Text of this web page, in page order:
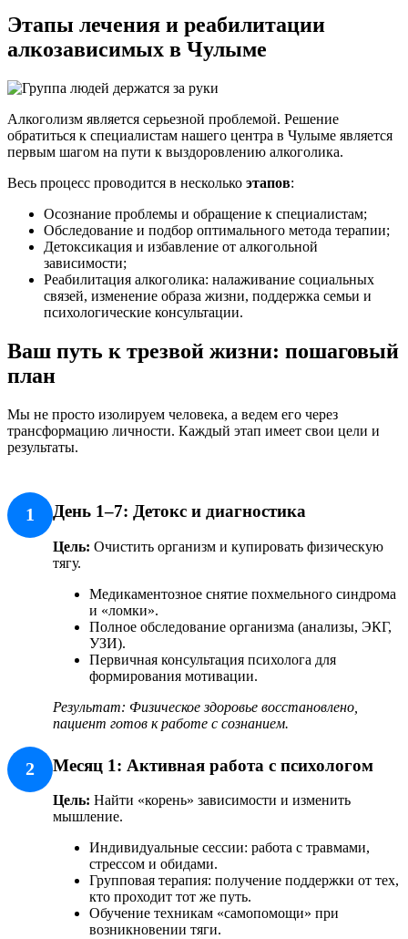
Этапы лечения и реабилитации
алкозависимых в Чулыме
Алкоголизм является серьезной проблемой. Решение
обратиться к специалистам нашего центра в Чулыме является
первым шагом на пути к выздоровлению алкоголика.
Весь процесс проводится в несколько этапов:
Осознание проблемы и обращение к специалистам;
Обследование и подбор оптимального метода терапии;
Детоксикация и избавление от алкогольной
зависимости;
Реабилитация алкоголика: налаживание социальных
связей, изменение образа жизни, поддержка семьи и
психологические консультации.
Ваш путь к трезвой жизни: пошаговый
план
Мы не просто изолируем человека, а ведем его через
трансформацию личности. Каждый этап имеет свои цели и
результаты.
1 День 1–7: Детокс и диагностика
Цель: Очистить организм и купировать физическую
тягу.
Медикаментозное снятие похмельного синдрома
и «ломки».
Полное обследование организма (анализы, ЭКГ,
УЗИ).
Первичная консультация психолога для
формирования мотивации.
Результат: Физическое здоровье восстановлено,
пациент готов к работе с сознанием.
2 Месяц 1: Активная работа с психологом
Цель: Найти «корень» зависимости и изменить
мышление.
Индивидуальные сессии: работа с травмами,
стрессом и обидами.
Групповая терапия: получение поддержки от тех,
кто проходит тот же путь.
Обучение техникам «самопомощи» при
возникновении тяги.